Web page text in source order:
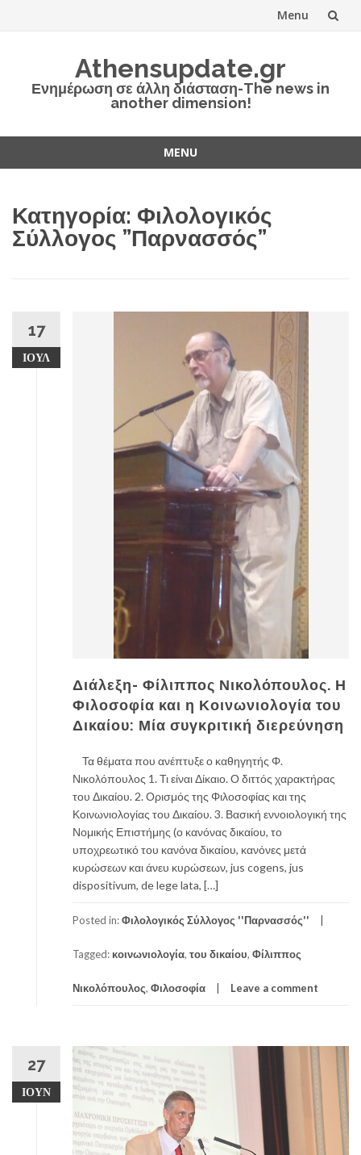
Menu
Athensupdate.gr
Ενημέρωση σε άλλη διάσταση-The news in
another dimension!
MENU
content
Κατηγορία: Φιλολογικός
Σύλλογος ”Παρνασσός”
17
ΙΟΎΛ
Διάλεξη- Φίλιππος Νικολόπουλος. Η
Φιλοσοφία και η Κοινωνιολογία του
Δικαίου: Μία συγκριτική διερεύνηση
Τα θέματα που ανέπτυξε ο καθηγητής Φ.
Νικολόπουλος 1. Τι είναι Δίκαιο. Ο διττός χαρακτήρας
του Δικαίου. 2. Ορισμός της Φιλοσοφίας και της
Κοινωνιολογίας του Δικαίου. 3. Βασική εννοιολογική της
Νομικής Επιστήμης (ο κανόνας δικαίου, το
υποχρεωτικό του κανόνα δικαίου, κανόνες μετά
κυρώσεων και άνευ κυρώσεων, jus cogens, jus
dispositivum, de lege lata, […]
Posted in:Φιλολογικός Σύλλογος ''Παρνασσός''
Tagged: κοινωνιολογία, του δικαίου, Φίλιππος
Νικολόπουλος, Φιλοσοφία Leave a comment
27
ΙΟΎΝ